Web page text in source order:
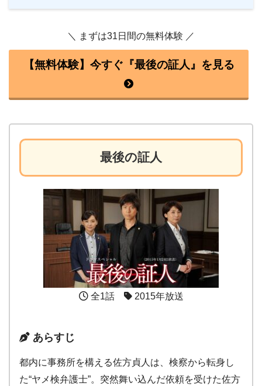
＼ まずは31日間の無料体験 ／
【無料体験】今すぐ『最後の証人』を見る
最後の証人
全1話 2015年放送
あらすじ
都内に事務所を構える佐方貞人は、検察から転身し
た“ヤメ検弁護士”。突然舞い込んだ依頼を受けた佐方